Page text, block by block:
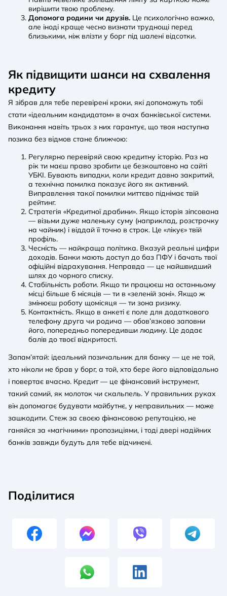
вирішити твою проблему.
Допомога родини чи друзів. Це психологічно важко,
але іноді краще чесно визнати труднощі перед
близькими, ніж влізти у борг під шалені відсотки.
Як підвищити шанси на схвалення
кредиту
Я зібрав для тебе перевірені кроки, які допоможуть тобі
стати «ідеальним кандидатом» в очах банківської системи.
Виконання навіть трьох з них гарантує, що твоя наступна
позика без відмов стане ближчою:
Регулярно перевіряй свою кредитну історію. Раз на
рік ти маєш право зробити це безкоштовно на сайті
УБКІ. Бувають випадки, коли кредит давно закритий,
а технічна помилка показує його як активний.
Виправлення такої помилки миттєво піднімає твій
рейтинг.
Стратегія «Кредитної драбини». Якщо історія зіпсована
— візьми дуже маленьку суму (наприклад, розстрочку
на чайник) і віддай її точно в строк. Це «лікує» твій
профіль.
Чесність — найкраща політика. Вказуй реальні цифри
доходів. Банки мають доступ до баз ПФУ і бачать твої
офіційні відрахування. Неправда — це найшвидший
шлях до чорного списку.
Стабільність роботи. Якщо ти працюєш на останньому
місці більше 6 місяців — ти в «зеленій зоні». Якщо ж
змінюєш роботу щомісяця — ти зона ризику.
Контактність. Якщо в анкеті є поле для додаткового
телефону друга чи родича — обов’язково заповни
його, попередньо попередивши людину. Це додає
балів до твоєї відкритості.
Запам’ятай: ідеальний позичальник для банку — це не той,
хто ніколи не брав у борг, а той, хто бере його відповідально
і повертає вчасно. Кредит — це фінансовий інструмент,
такий самий, як молоток чи скальпель. У правильних руках
він допомагає будувати майбутнє, у неправильних — може
зашкодити. Стеж за своєю фінансовою репутацією, не
ганяйся за «магічними» пропозиціями, і тоді двері надійних
банків завжди будуть для тебе відчинені.
Поділитися